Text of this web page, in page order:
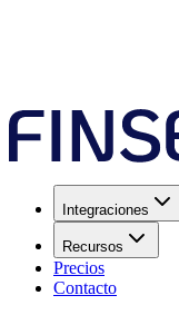
Integraciones
Recursos
Precios
Contacto